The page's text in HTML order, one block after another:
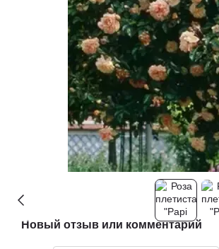
Новый отзыв или комментарий